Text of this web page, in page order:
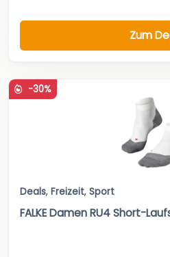
Zum
-30%
Deals, Freizeit, Sport
FALKE Damen RU4 Short-